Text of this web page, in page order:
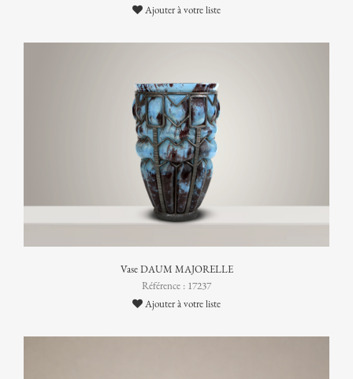
Ajouter à votre liste
Vase DAUM MAJORELLE
Référence : 17237
Ajouter à votre liste